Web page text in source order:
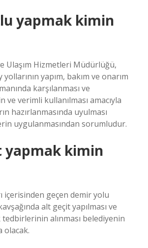
yapmak kimin
Ulaşım Hizmetleri Müdürlüğü,
yapım, bakım ve onarım
karşılanması ve
ve verimli kullanılması amacıyla
hazırlanmasında uyulması
uygulanmasından sorumludur.
yapmak kimin
içerisinden geçen demir yolu
alt geçit yapılması ve
alınması belediyenin
olacak.